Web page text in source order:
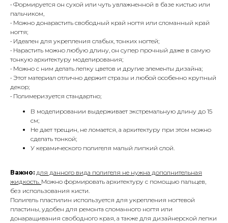
• Формируется он сухой или чуть увлажненной в базе кистью или
пальчиком,
• Можно донарастить свободный край ногтя или сломанный край
ногтя;
• Идеален для укрепления слабых, тонких ногтей;
• Нарастить можно любую длину, он супер прочный даже в самую
тонкую архитектуру моделирования;
• Можно с ним делать лепку цветов и другие элементы дизайна;
• Этот материал отлично держит стразы и любой особенно крупный
декор;
• Полимеризуется стандартно;
В моделировании выдерживает экстремальную длину до 15
см;
Не дает трещин, не ломается, а архитектуру при этом можно
сделать тонкой;
У керамического полигеля малый липкий слой.
Важно: для данного вида полигеля не нужна дополнительная
жидкость. Можно формировать архитектуру с помощью пальцев,
без использования кисти.
Полигель пластилин используется для укрепления ногтевой
пластины, удобен для ремонта сломанного ногтя или
донаращивания свободного края, а также для дизайнерской лепки